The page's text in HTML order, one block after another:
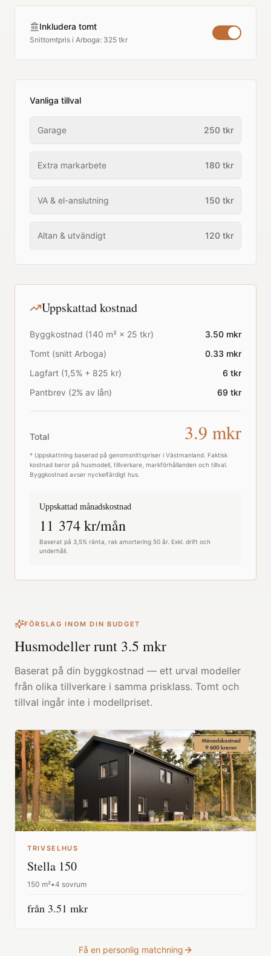
Inkludera tomt
Snittomtpris i Arboga: 325 tkr
Vanliga tillval
Garage 250 tkr
Extra markarbete 180 tkr
VA & el-anslutning 150 tkr
Altan & utvändigt 120 tkr
Uppskattad kostnad
Byggkostnad (140 m² × 25 tkr) 3.50 mkr
Tomt (snitt Arboga) 0.33 mkr
Lagfart (1,5% + 825 kr)
6 tkr
Pantbrev (2% av lån)
69 tkr
Total 3.9 mkr
* Uppskattning baserad på genomsnittspriser i Västmanland . Faktisk
kostnad beror på husmodell, tillverkare, markförhållanden och tillval.
Byggkostnad avser nyckelfärdigt hus.
Uppskattad månadskostnad
11 374kr/mån
Baserat på 3,5% ränta, rak amortering 50 år. Exkl. drift och
underhåll.
FÖRSLAG INOM DIN BUDGET
Husmodeller runt 3.5 mkr
Baserat på din byggkostnad — ett urval modeller
från olika tillverkare i samma prisklass. Tomt och
tillval ingår inte i modellpriset.
TRIVSELHUS
Stella 150
150 m²•4 sovrum
från 3.51 mkr
Få en personlig matchning